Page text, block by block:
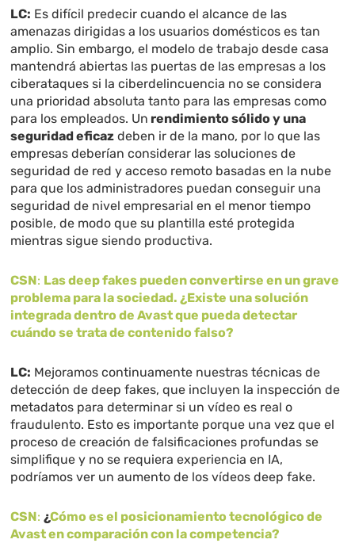
LC: Es difícil predecir cuando el alcance de las
amenazas dirigidas a los usuarios domésticos es tan
amplio. Sin embargo, el modelo de trabajo desde casa
mantendrá abiertas las puertas de las empresas a los
ciberataques si la ciberdelincuencia no se considera
una prioridad absoluta tanto para las empresas como
para los empleados. Un rendimiento sólido y una
seguridad eficaz deben ir de la mano, por lo que las
empresas deberían considerar las soluciones de
seguridad de red y acceso remoto basadas en la nube
para que los administradores puedan conseguir una
seguridad de nivel empresarial en el menor tiempo
posible, de modo que su plantilla esté protegida
mientras sigue siendo productiva.
CSN: Las deep fakes pueden convertirse en un grave
problema para la sociedad. ¿Existe una solución
integrada dentro de Avast que pueda detectar
cuándo se trata de contenido falso?
LC: Mejoramos continuamente nuestras técnicas de
detección de deep fakes, que incluyen la inspección de
metadatos para determinar si un vídeo es real o
fraudulento. Esto es importante porque una vez que el
proceso de creación de falsificaciones profundas se
simplifique y no se requiera experiencia en IA,
podríamos ver un aumento de los vídeos deep fake.
CSN: ¿Cómo es el posicionamiento tecnológico de
Avast en comparación con la competencia?